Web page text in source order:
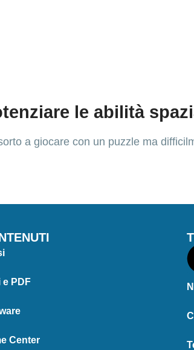
le abilità
a giocare con un puzzle ma
e PDF
Center